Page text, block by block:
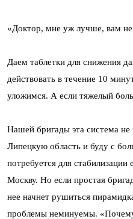
«Доктор, мне уж лучше, вам не
Даем таблетки для снижения
действовать в течение 10
уложимся. А если тяжелый
Нашей бригады эта система не
Липецкую область и буду с
потребуется для стабилизации
Москву. Но если простая
нее начнет рушиться
проблемы неминуемы.